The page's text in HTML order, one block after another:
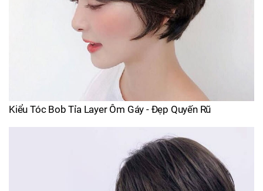
Kiểu Tóc Bob Tỉa Layer Ôm Gáy - Đẹp Quyến Rũ